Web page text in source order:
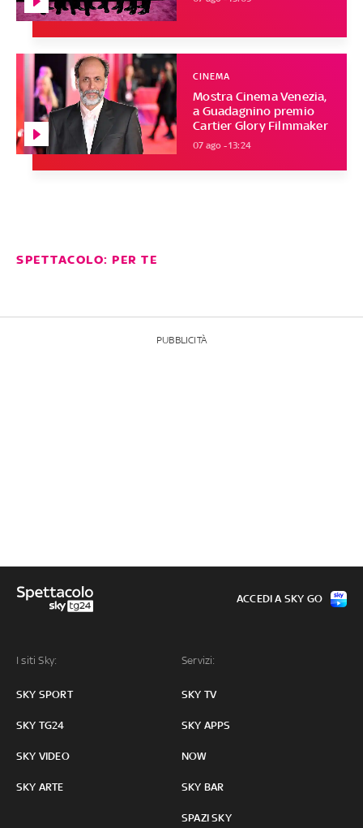
Mostra Cinema Venezia,
a Guadagnino premio
Cartier Glory Filmmaker
CINEMA
07 ago - 13:24
SPETTACOLO: PER TE
PUBBLICITÀ
I siti Sky:
SKY SPORT
SKY TG24
SKY VIDEO
SKY ARTE
Servizi:
SKY TV
SKY APPS
NOW
SKY BAR
SPAZI SKY
ACCEDI A SKY GO